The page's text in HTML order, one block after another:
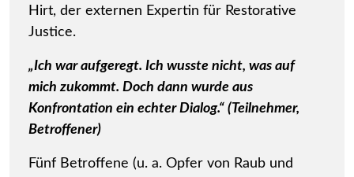
Hirt, der externen Expertin für Restorative
Justice.
„Ich war aufgeregt. Ich wusste nicht, was auf
mich zukommt. Doch dann wurde aus
Konfrontation ein echter Dialog.“ (Teilnehmer,
Betroffener)
Fünf Betroffene (u. a. Opfer von Raub und